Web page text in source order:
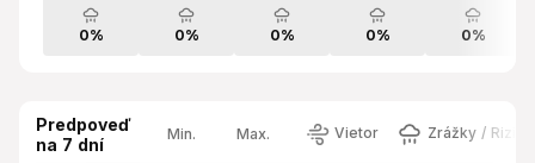
0% 0% 0% 0% 0%
Predpoveď
na 7 dní
Min. Max. Vietor Zrážky /